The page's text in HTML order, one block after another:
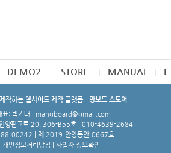
DEMO2 STORE MANUAL
작하는 웹사이트 제작 플랫폼 - 망보드 스토어
표: 박기태 | mangboard@gmail.com
안양판교로 20, 306-B55호 | 010-4639-2684
88-00242 | 제 2019-안양동안-0667호
개인정보처리방침 사업자 정보확인